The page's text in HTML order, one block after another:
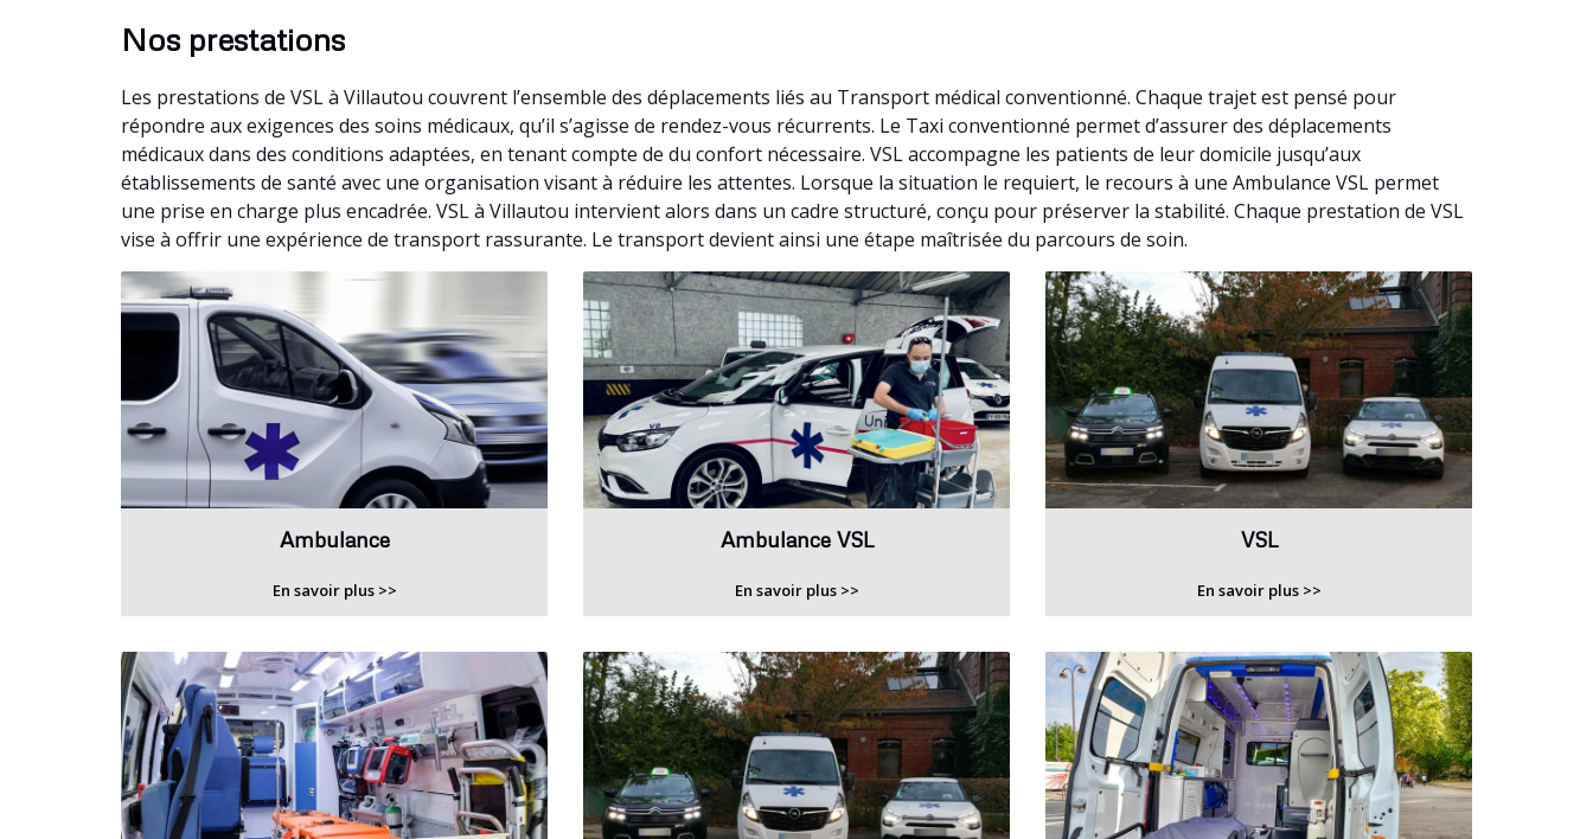
Nos prestations
Les prestations de VSL à Villautou couvrent l’ensemble des déplacements liés au Transport médical conventionné. Chaque trajet est pensé pour
répondre aux exigences des soins médicaux, qu’il s’agisse de rendez-vous récurrents. Le Taxi conventionné permet d’assurer des déplacements
médicaux dans des conditions adaptées, en tenant compte de du confort nécessaire. VSL accompagne les patients de leur domicile jusqu’aux
établissements de santé avec une organisation visant à réduire les attentes. Lorsque la situation le requiert, le recours à une Ambulance VSL permet
une prise en charge plus encadrée. VSL à Villautou intervient alors dans un cadre structuré, conçu pour préserver la stabilité. Chaque prestation de VSL
vise à offrir une expérience de transport rassurante. Le transport devient ainsi une étape maîtrisée du parcours de soin.
Ambulance
En savoir plus >>
Ambulance VSL
En savoir plus >>
VSL
En savoir plus >>